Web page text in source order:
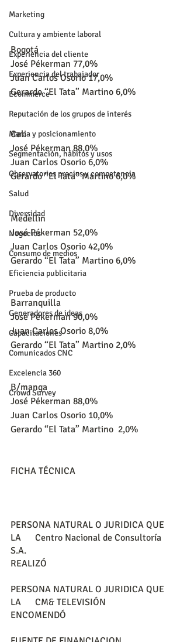
Marketing
Cultura y ambiente laboral
Experiencia del cliente
Experiencia del trabajador
Ecommerce
Reputación de los grupos de interés
Marca y posicionamiento
Segmentación, hábitos y usos
Observatorios precios y competencia
Salud
Diversidad
Negocios
Consumo de medios
Eficiencia publicitaria
Prueba de producto
Generadores de ideas
Capacitaciones
Comunicados CNC
Excelencia 360
Crowd Survey
Bogotá
José Pékerman 77,0%
Juan Carlos Osorio 17,0%
Gerardo “El Tata” Martino 6,0%
Cali
José Pékerman 88,0%
Juan Carlos Osorio 6,0%
Gerardo “El Tata” Martino 6,0%
Medellín
José Pékerman 52,0%
Juan Carlos Osorio 42,0%
Gerardo “El Tata” Martino 6,0%
Barranquilla
José Pékerman 90,0%
Juan Carlos Osorio 8,0%
Gerardo “El Tata” Martino 2,0%
B/manga
José Pékerman 88,0%
Juan Carlos Osorio 10,0%
Gerardo “El Tata” Martino  2,0%
FICHA TÉCNICA
PERSONA NATURAL O JURIDICA QUE
LA      Centro Nacional de Consultoría
S.A.
REALIZÓ
PERSONA NATURAL O JURIDICA QUE
LA      CM& TELEVISIÓN
ENCOMENDÓ